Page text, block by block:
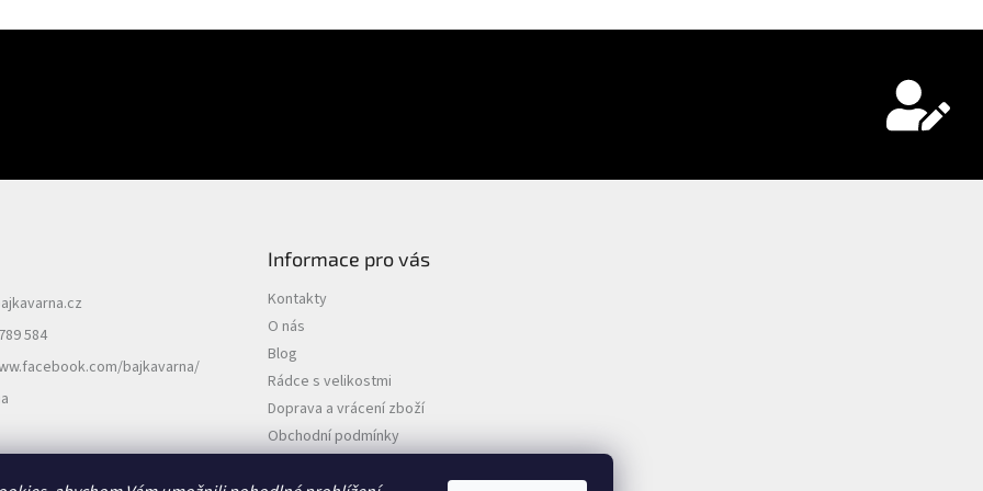
584
bajkavarna/
Informace pro vás
Kontakty
O nás
Blog
Rádce s velikostmi
Doprava a vrácení zboží
Obchodní podmínky